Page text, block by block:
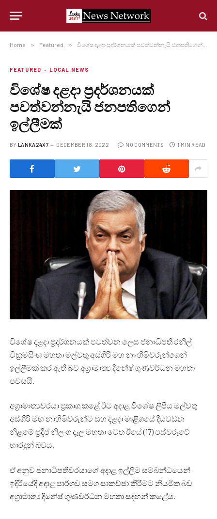
Home » Featured » වි‍‍‍‍ශේෂ දළදා ප්‍රදර්ශනයක් පවත්වන්නැයි ජනපතිගෙන් ඉල්ලීමක්
FEATURED LOCAL NEWS
වි‍‍‍‍ශේෂ දළදා ප්‍රදර්ශනයක්
පවත්වන්නැයි ජනපතිගෙන්
ඉල්ලීමක්
BY LANKA24X7 DECEMBER 18, 2022 NO COMMENTS 1 MIN READ
වි‍‍‍‍ශේෂ දළදා ප්‍රදර්ශනයක් පවත්වන ලෙස ජනාධිපති රනිල්
වික්‍රමසිංහ මහතා මල්වතු අස්ගිරි මහ නා හිමිවරුන්ගෙන්
ඉල්ලීමක් කර ඇති බව අග්‍රාමාත්‍ය දිනේෂ් ගුණවර්ධන මහතා
පවසයි.
අග්‍රාමාත්‍යවරයා ප්‍රකාශ කළේ ඊට අදාළ විශේෂ ලිපිය මල්වතු
අස්ගිරි මහ නාහිමිවරුන්ට සහ දළදා මාළිගයේ දියවඩන
නිළමේ ප්‍රදීප් නිලංග දෑල මහතා වෙත ඊයේ (17) පස්වරුවේ
භාරදුන් බවය.
ඒ අනුව ජනාධිපතිවරයාගේ අදාළ ඉල්ලීම සම්බන්ධයෙන්
ඉදිරියේදී අදාළ පාර්ශව සමග සාකච්ඡා කිරිමට නියමිත බව
අග්‍රාමාත්‍ය දිනේෂ් ගුණවර්ධන මහතා සඳහන් කළේය.